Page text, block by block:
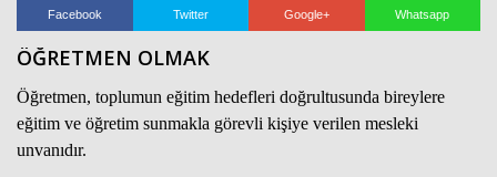
Facebook Twitter Google+ Whatsapp
ÖĞRETMEN OLMAK
Öğretmen, toplumun eğitim hedefleri doğrultusunda bireylere
eğitim ve öğretim sunmakla görevli kişiye verilen mesleki
unvanıdır.